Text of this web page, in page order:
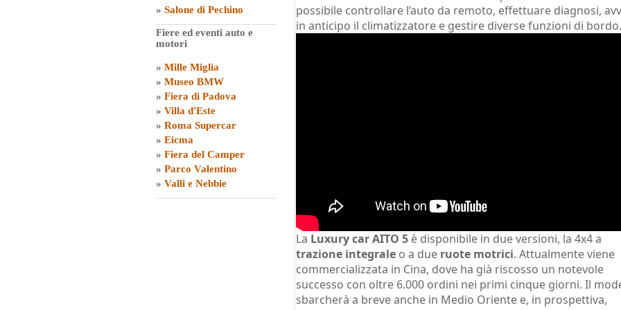
» Salone di Pechino
Fiere ed eventi auto e
motori
» Mille Miglia
» Museo BMW
» Fiera di Padova
» Villa d'Este
» Roma Supercar
» Eicma
» Fiera del Camper
» Parco Valentino
» Valli e Nebbie
possibile controllare l’auto da remoto, effettuare diagnosi,
in anticipo il climatizzatore e gestire diverse funzioni di bordo.
La Luxury car AITO 5 è disponibile in due versioni, la 4x4 a
trazione integrale o a due ruote motrici. Attualmente viene
commercializzata in Cina, dove ha già riscosso un notevole
successo con oltre 6.000 ordini nei primi cinque giorni. Il
sbarcherà a breve anche in Medio Oriente e, in prospettiva,